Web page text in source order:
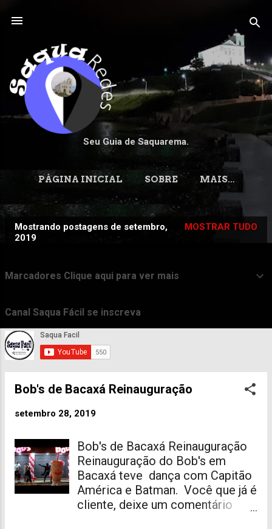
Seu Guia de Saquarema.
PÁGINA INICIAL SOBRE MAIS…
t
g
e
n
s
Mostrando postagens de setembro,
2019
MOSTRAR TUDO
Marcadores Clique aqui para ver mais
Canal Saqua Fácil se inscreva
Bob's de Bacaxá Reinauguração
setembro 28, 2019
Bob's de Bacaxá Reinauguração
Reinauguração do Bob's em
Bacaxá teve dança com Capitão
América e Batman. Você que já é
cliente, deixe um comentário